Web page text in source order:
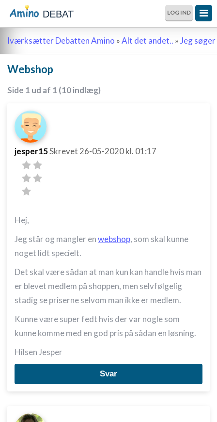
DEBAT LOG IND
Iværksætter Debatten Amino »Alt det andet.. »Jeg
Webshop
Side 1 ud af 1 (10 indlæg)
jesper15Skrevet 26-05-2020kl. 01:17
Hej,
Jeg står og mangler enwebshop, som skal kunne
noget lidt specielt.
Det skal være sådan at man kun kan handle hvis man
er blevet medlem på shoppen, men selvfølgelig
stadig se priserne selvom man ikke er medlem.
Kunne være super fedt hvis der var nogle som
kunne komme med en god pris på sådan en løsning.
Hilsen Jesper
Svar